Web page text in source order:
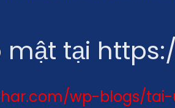
mật tại
wp-blogs/